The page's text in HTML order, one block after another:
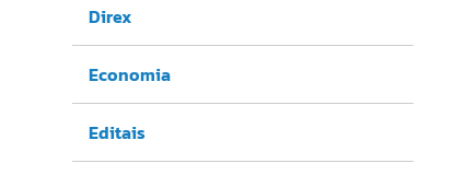
Direx
Economia
Editais